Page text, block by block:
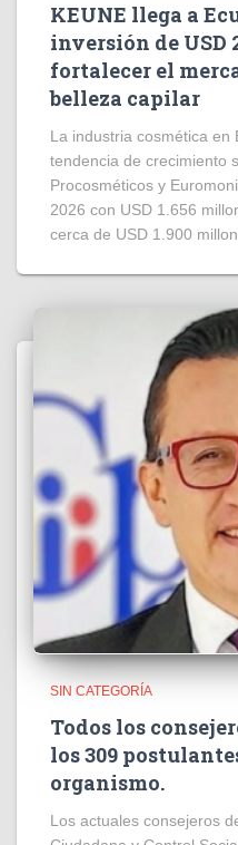
KEUNE llega a
inversión de USD
fortalecer el
belleza capilar
La industria cosmética en
tendencia de crecimiento
Procosméticos y
2026 con USD 1.656
cerca de USD 1.900
SIN CATEGORÍA
Todos los
los 309
organismo.
Los actuales consejeros